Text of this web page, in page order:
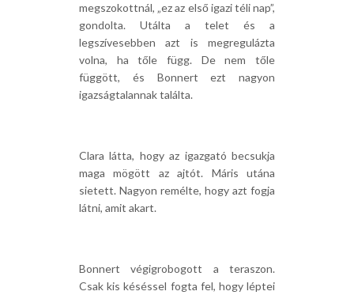
megszokottnál, „ez az első igazi téli nap”,
gondolta. Utálta a telet és a
legszívesebben azt is megregulázta
volna, ha tőle függ. De nem tőle
függött, és Bonnert ezt nagyon
igazságtalannak találta.
Clara látta, hogy az igazgató becsukja
maga mögött az ajtót. Máris utána
sietett. Nagyon remélte, hogy azt fogja
látni, amit akart.
Bonnert végigrobogott a teraszon.
Csak kis késéssel fogta fel, hogy léptei